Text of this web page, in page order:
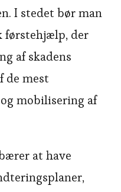
I stedet bør man
førstehjælp, der
af skadens
de mest
mobilisering af
at have